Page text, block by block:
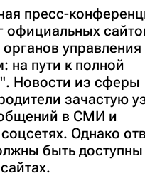
пресс-
официальных
управления
на пути к полной
Новости из сферы
зачастую
в СМИ и
Однако
быть доступны